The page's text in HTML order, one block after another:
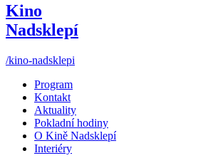
Kino
Nadsklepí
/kino-nadsklepi
Program
Kontakt
Aktuality
Pokladní hodiny
O Kině Nadsklepí
Interiéry